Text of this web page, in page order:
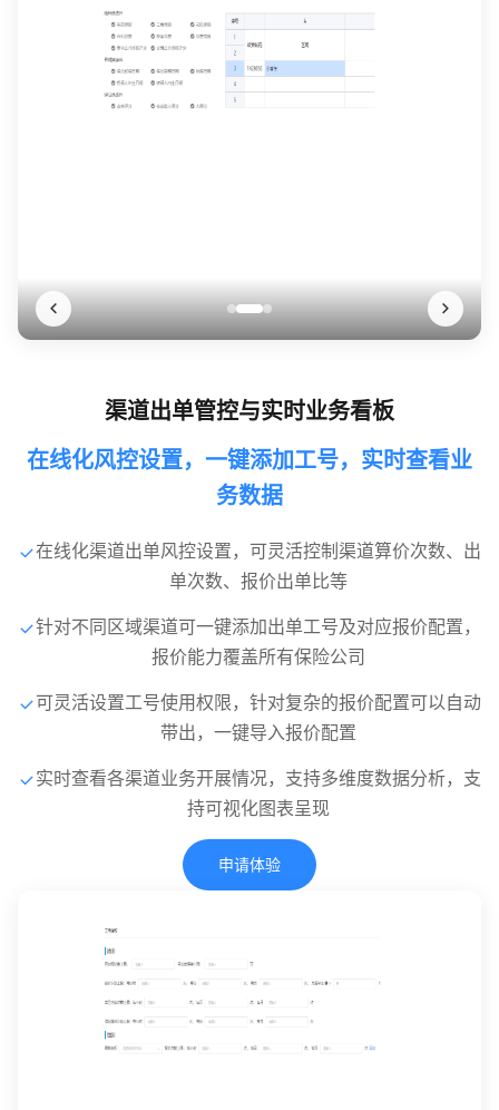
渠道出单管控与实时业务看板
在线化风控设置，一键添加工号，实时查看业
务数据
在线化渠道出单风控设置，可灵活控制渠道算价次数、出
单次数、报价出单比等
针对不同区域渠道可一键添加出单工号及对应报价配置，
报价能力覆盖所有保险公司
可灵活设置工号使用权限，针对复杂的报价配置可以自动
带出，一键导入报价配置
实时查看各渠道业务开展情况，支持多维度数据分析，支
持可视化图表呈现
申请体验